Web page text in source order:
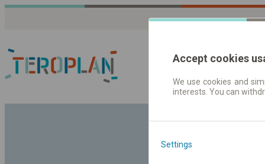
Fahrplandaten |
Accept cookies
We use cookies and
interests. You can
Settings